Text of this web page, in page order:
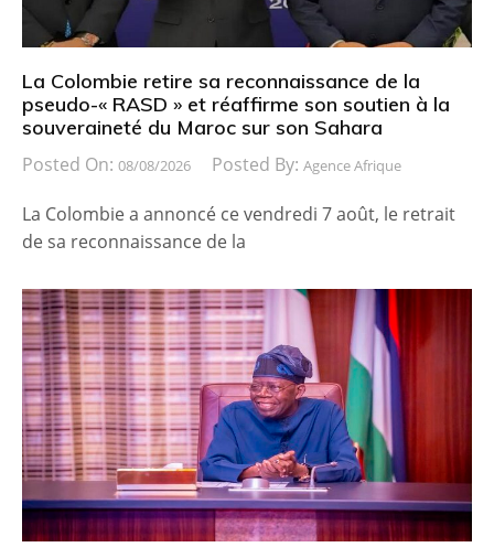
La Colombie retire sa reconnaissance de la
pseudo-« RASD » et réaffirme son soutien à la
souveraineté du Maroc sur son Sahara
Posted On: 08/08/2026 Posted By: Agence Afrique
La Colombie a annoncé ce vendredi 7 août, le retrait
de sa reconnaissance de la